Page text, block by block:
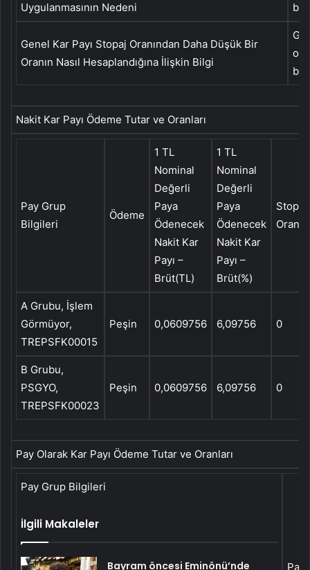
Uygulanmasının Nedeni
Genel Kar Payı Stopaj Oranından Daha Düşük Bir
Oranın Nasıl Hesaplandığına İlişkin Bilgi
Nakit Kar Payı Ödeme Tutar ve Oranları
Pay Grup
Bilgileri
Ödeme
1 TL
Nominal
Değerli
Paya
Ödenecek
Nakit Kar
Payı –
Brüt(TL)
1 TL
Nominal
Değerli
Paya
Ödenecek
Nakit Kar
Payı –
Brüt(%)
Stopaj
A Grubu, İşlem
Görmüyor,
TREPSFK00015
Peşin 0,0609756 6,09756 0
B Grubu,
PSGYO,
TREPSFK00023
Peşin 0,0609756 6,09756 0
Pay Olarak Kar Payı Ödeme Tutar ve Oranları
Pay Grup Bilgileri
İlgili Makaleler
Bayram öncesi Eminönü’nde
Pay